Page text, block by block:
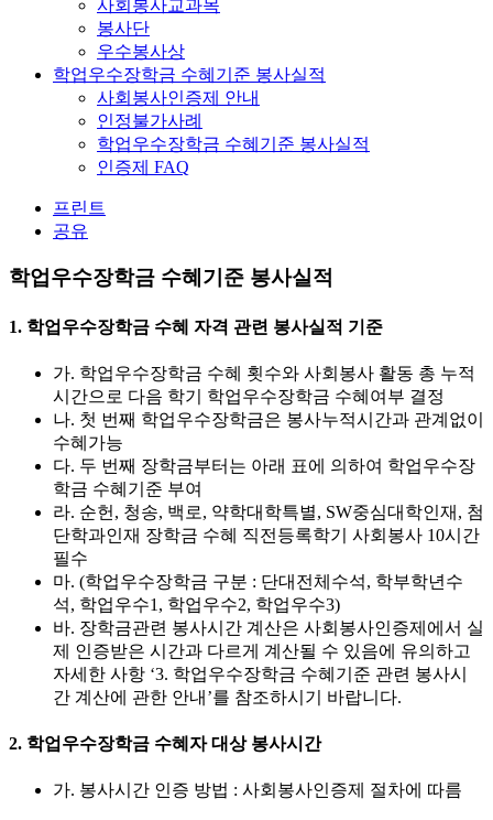
사회봉사교과목
봉사단
우수봉사상
학업우수장학금 수혜기준 봉사실적
사회봉사인증제 안내
인정불가사례
학업우수장학금 수혜기준 봉사실적
인증제 FAQ
프린트
공유
학업우수장학금 수혜기준 봉사실적
1. 학업우수장학금 수혜 자격 관련 봉사실적 기준
가. 학업우수장학금 수혜 횟수와 사회봉사 활동 총 누적
시간으로 다음 학기 학업우수장학금 수혜여부 결정
나. 첫 번째 학업우수장학금은 봉사누적시간과 관계없이
수혜가능
다. 두 번째 장학금부터는 아래 표에 의하여 학업우수장
학금 수혜기준 부여
라. 순헌, 청송, 백로, 약학대학특별, SW중심대학인재, 첨
단학과인재 장학금 수혜 직전등록학기 사회봉사 10시간
필수
마. (학업우수장학금 구분 : 단대전체수석, 학부학년수
석, 학업우수1, 학업우수2, 학업우수3)
바. 장학금관련 봉사시간 계산은 사회봉사인증제에서 실
제 인증받은 시간과 다르게 계산될 수 있음에 유의하고
자세한 사항 ‘3. 학업우수장학금 수혜기준 관련 봉사시
간 계산에 관한 안내’를 참조하시기 바랍니다.
2. 학업우수장학금 수혜자 대상 봉사시간
가. 봉사시간 인증 방법 : 사회봉사인증제 절차에 따름